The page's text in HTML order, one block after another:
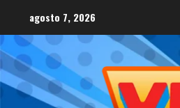
contenido
agosto 7, 2026